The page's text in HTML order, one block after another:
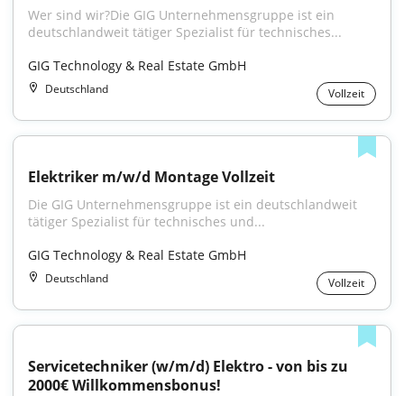
Wer sind wir?Die GIG Unternehmensgruppe ist ein
deutschlandweit tätiger Spezialist für technisches...
GIG Technology & Real Estate GmbH
Deutschland Vollzeit
Elektriker m/w/d Montage Vollzeit
Die GIG Unternehmensgruppe ist ein deutschlandweit
tätiger Spezialist für technisches und...
GIG Technology & Real Estate GmbH
Deutschland Vollzeit
Servicetechniker (w/m/d) Elektro - von bis zu
2000€ Willkommensbonus!